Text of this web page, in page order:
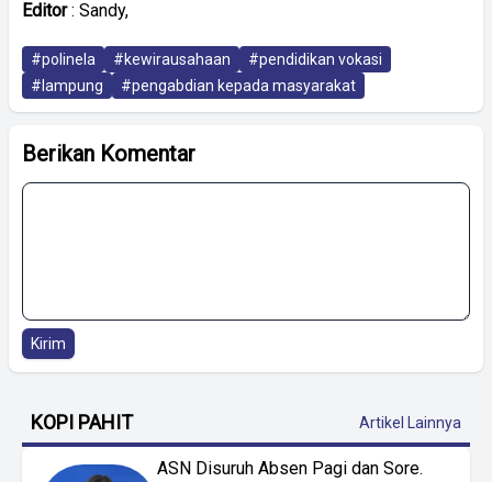
Editor: Sandy,
#polinela #kewirausahaan
#pendidikan vokasi
#lampung
#pengabdian kepada masyarakat
Berikan Komentar
Kirim
KOPI PAHIT Artikel Lainnya
ASN Disuruh Absen Pagi dan Sore.